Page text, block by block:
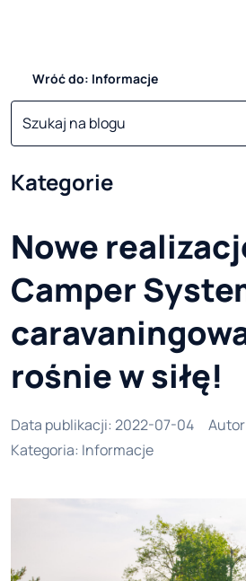
Wróć do: Informacje
Kategorie
Nowe
Camper
rośnie w siłę!
Data publikacji: 2022-07-04 Autor
Kategoria: Informacje